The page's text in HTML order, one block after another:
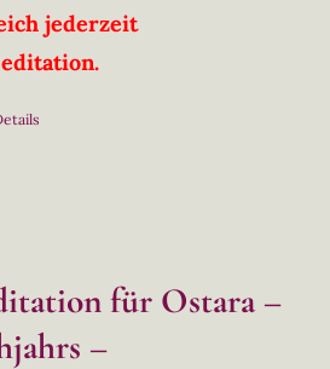
jederzeit
für Ostara –
–